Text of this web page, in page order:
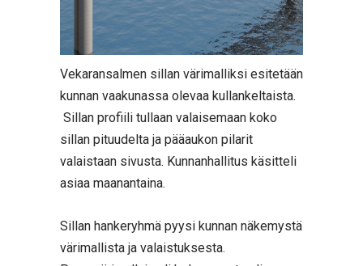
Vekaransalmen sillan värimalliksi esitetään
kunnan vaakunassa olevaa kullankeltaista.
Sillan profiili tullaan valaisemaan koko
sillan pituudelta ja pääaukon pilarit
valaistaan sivusta. Kunnanhallitus käsitteli
asiaa maanantaina.
Sillan hankeryhmä pyysi kunnan näkemystä
värimallista ja valaistuksesta.